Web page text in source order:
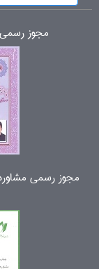
مجوز رسمی
مجوز رسمی